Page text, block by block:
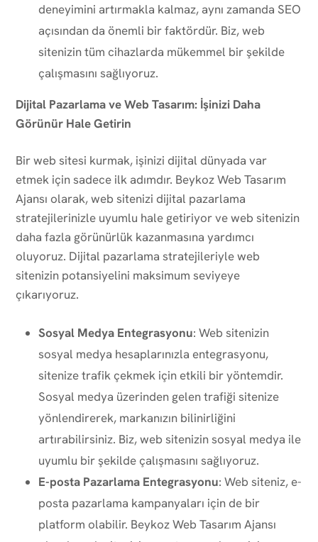
deneyimini artırmakla kalmaz, aynı zamanda SEO
açısından da önemli bir faktördür. Biz, web
sitenizin tüm cihazlarda mükemmel bir şekilde
çalışmasını sağlıyoruz.
Dijital Pazarlama ve Web Tasarım: İşinizi Daha
Görünür Hale Getirin
Bir web sitesi kurmak, işinizi dijital dünyada var
etmek için sadece ilk adımdır. Beykoz Web Tasarım
Ajansı olarak, web sitenizi dijital pazarlama
stratejilerinizle uyumlu hale getiriyor ve web sitenizin
daha fazla görünürlük kazanmasına yardımcı
oluyoruz. Dijital pazarlama stratejileriyle web
sitenizin potansiyelini maksimum seviyeye
çıkarıyoruz.
Sosyal Medya Entegrasyonu: Web sitenizin
sosyal medya hesaplarınızla entegrasyonu,
sitenize trafik çekmek için etkili bir yöntemdir.
Sosyal medya üzerinden gelen trafiği sitenize
yönlendirerek, markanızın bilinirliğini
artırabilirsiniz. Biz, web sitenizin sosyal medya ile
uyumlu bir şekilde çalışmasını sağlıyoruz.
E-posta Pazarlama Entegrasyonu: Web siteniz, e-
posta pazarlama kampanyaları için de bir
platform olabilir. Beykoz Web Tasarım Ajansı